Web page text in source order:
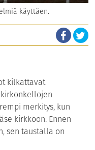
käyttäen.
kilkattavat
merkitys, kun
kirkkoon. Ennen
sen taustalla on